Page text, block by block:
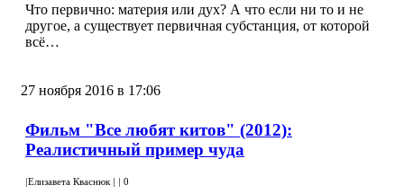
Что первично: материя или дух? А что если ни то и не
другое, а существует первичная субстанция, от которой
всё…
27 ноября 2016 в 17:06
Фильм "Все любят китов" (2012):
Реалистичный пример чуда
Елизавета Кваснюк 0